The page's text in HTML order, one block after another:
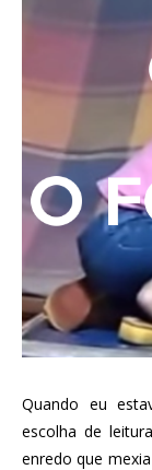
Quando eu
escolha de
enredo que